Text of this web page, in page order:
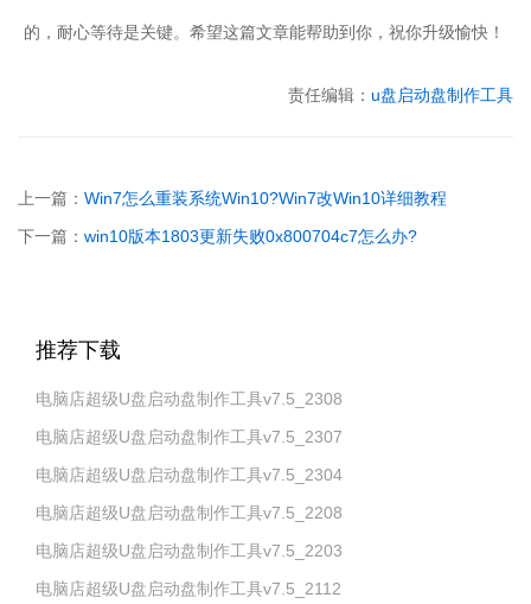
的，耐心等待是关键。希望这篇文章能帮助到你，祝你升级愉快！
责任编辑： u盘启动盘制作工具
上一篇： Win7怎么重装系统Win10?Win7改Win10详细教程
下一篇： win10版本1803更新失败0x800704c7怎么办?
推荐下载
电脑店超级U盘启动盘制作工具v7.5_2308
电脑店超级U盘启动盘制作工具v7.5_2307
电脑店超级U盘启动盘制作工具v7.5_2304
电脑店超级U盘启动盘制作工具v7.5_2208
电脑店超级U盘启动盘制作工具v7.5_2203
电脑店超级U盘启动盘制作工具v7.5_2112